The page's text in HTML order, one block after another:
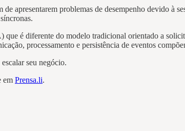
apresentarem problemas de desempenho devido à
é diferente do modelo tradicional orientado a
processamento e persistência de eventos
seu negócio.
em Prensa.li.